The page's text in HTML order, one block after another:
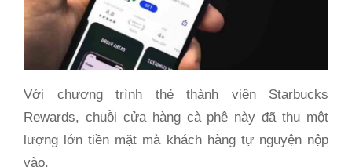
Với chương trình thẻ thành viên Starbucks
Rewards, chuỗi cửa hàng cà phê này đã thu một
lượng lớn tiền mặt mà khách hàng tự nguyện nộp
vào.